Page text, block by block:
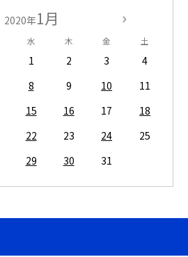
2020年1月
水 木 金 土
1 2 3
4
8 9 10
11
15 16 17
18
22 23 24
25
29 30 31